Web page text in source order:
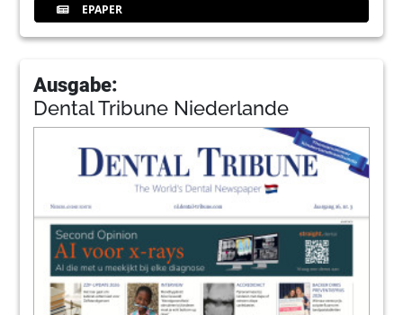
EPAPER
Ausgabe:
Dental Tribune Niederlande